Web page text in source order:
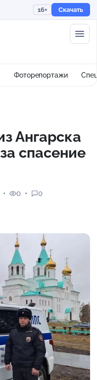
16+ Скачать
Фоторепортажи
Ангарска
спасение
0 0